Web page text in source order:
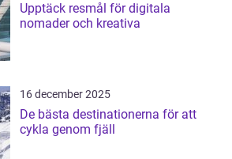
Upptäck resmål för digitala
nomader och kreativa
16 december 2025
De bästa destinationerna för att
cykla genom fjäll